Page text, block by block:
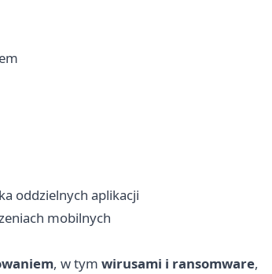
oddzielnych aplikacji
mobilnych
, w tym wirusami i ransomware,